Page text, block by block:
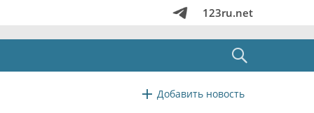
123ru.net
Добавить новость